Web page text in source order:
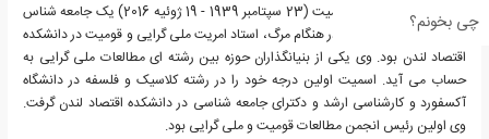
چی بخونم؟
آنتونی دیوید استفان اسمیت (23 سپتامبر 1939 - 19 ژوئیه 2016) یک جامعه شناس
تاریخی انگلیسی بود که در هنگام مرگ، استاد امریت ملی گرایی و قومیت در دانشکده
اقتصاد لندن بود. وی یکی از بنیانگذاران حوزه بین رشته ای مطالعات ملی گرایی به
حساب می آید. اسمیت اولین درجه خود را در رشته کلاسیک و فلسفه در دانشگاه
آکسفورد و کارشناسی ارشد و دکترای جامعه شناسی در دانشکده اقتصاد لندن گرفت.
وی اولین رئیس انجمن مطالعات قومیت و ملی گرایی بود.